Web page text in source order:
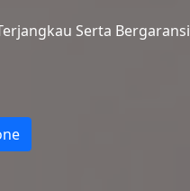
Serta Bergaransi